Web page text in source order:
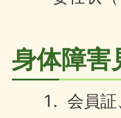
身体障害
会員